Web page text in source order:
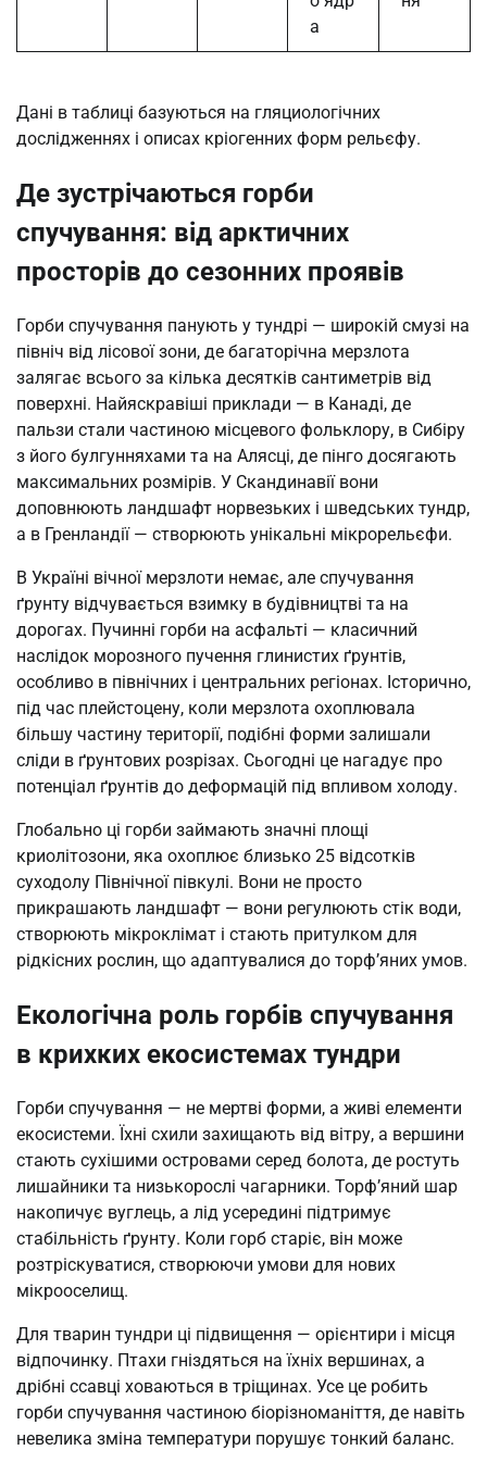
а
Дані в таблиці базуються на гляциологічних
дослідженнях і описах кріогенних форм рельєфу.
Де зустрічаються горби
спучування: від арктичних
просторів до сезонних проявів
Горби спучування панують у тундрі — широкій смузі на
північ від лісової зони, де багаторічна мерзлота
залягає всього за кілька десятків сантиметрів від
поверхні. Найяскравіші приклади — в Канаді, де
пальзи стали частиною місцевого фольклору, в Сибіру
з його булгунняхами та на Алясці, де пінго досягають
максимальних розмірів. У Скандинавії вони
доповнюють ландшафт норвезьких і шведських тундр,
а в Гренландії — створюють унікальні мікрорельєфи.
В Україні вічної мерзлоти немає, але спучування
ґрунту відчувається взимку в будівництві та на
дорогах. Пучинні горби на асфальті — класичний
наслідок морозного пучення глинистих ґрунтів,
особливо в північних і центральних регіонах. Історично,
під час плейстоцену, коли мерзлота охоплювала
більшу частину території, подібні форми залишали
сліди в ґрунтових розрізах. Сьогодні це нагадує про
потенціал ґрунтів до деформацій під впливом холоду.
Глобально ці горби займають значні площі
криолітозони, яка охоплює близько 25 відсотків
суходолу Північної півкулі. Вони не просто
прикрашають ландшафт — вони регулюють стік води,
створюють мікроклімат і стають притулком для
рідкісних рослин, що адаптувалися до торф’яних умов.
Екологічна роль горбів спучування
в крихких екосистемах тундри
Горби спучування — не мертві форми, а живі елементи
екосистеми. Їхні схили захищають від вітру, а вершини
стають сухішими островами серед болота, де ростуть
лишайники та низькорослі чагарники. Торф’яний шар
накопичує вуглець, а лід усередині підтримує
стабільність ґрунту. Коли горб старіє, він може
розтріскуватися, створюючи умови для нових
мікрооселищ.
Для тварин тундри ці підвищення — орієнтири і місця
відпочинку. Птахи гніздяться на їхніх вершинах, а
дрібні ссавці ховаються в тріщинах. Усе це робить
горби спучування частиною біорізноманіття, де навіть
невелика зміна температури порушує тонкий баланс.